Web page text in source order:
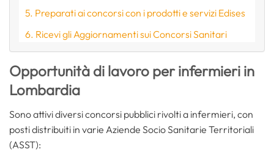
Preparati ai concorsi con i prodotti e servizi Edises
Ricevi gli Aggiornamenti sui Concorsi Sanitari
Opportunità di lavoro per infermieri in
Lombardia
Sono attivi diversi concorsi pubblici rivolti a infermieri, con
posti distribuiti in varie Aziende Socio Sanitarie Territoriali
(ASST):